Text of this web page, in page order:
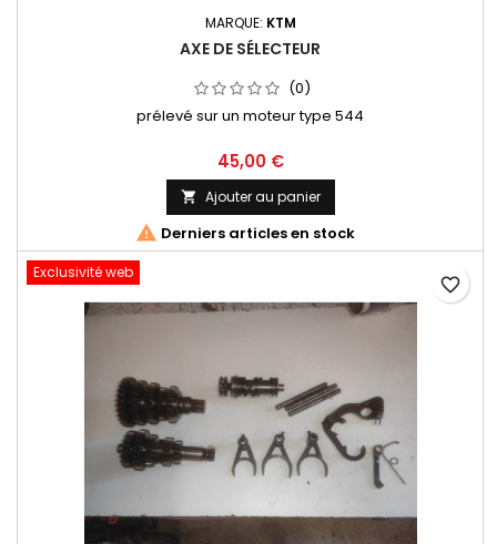
MARQUE: KTM
AXE DE SÉLECTEUR
(0)
prélevé sur un moteur type 544
45,00 €
 Ajouter au panier
 Derniers articles en stock
Exclusivité web
favorite_border